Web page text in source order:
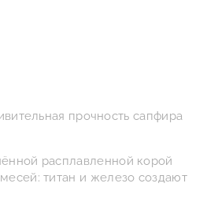
прочность сапфира
расплавленной корой
титан и железо создают